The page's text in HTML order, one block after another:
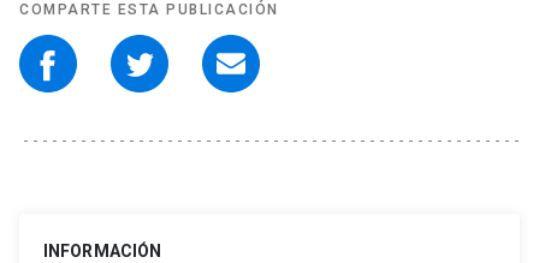
COMPARTE ESTA PUBLICACIÓN
INFORMACIÓN